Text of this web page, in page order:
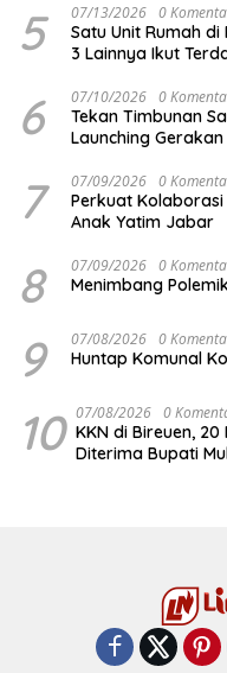
5 07/13/2026 0
Satu Unit Rumah
3 Lainnya Ikut
6 07/10/2026 0
Tekan Timbunan
Launching
7 07/09/2026 0
Perkuat Kolaborasi
Anak Yatim Jabar
8 07/09/2026 0
Menimbang
9 07/08/2026 0
Huntap Komunal
10 07/08/2026 0
KKN di Bireuen,